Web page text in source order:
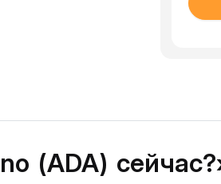
(ADA)